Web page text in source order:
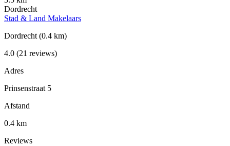
Dordrecht
Stad & Land Makelaars
Dordrecht (0.4 km)
4.0 (21 reviews)
Adres
Prinsenstraat 5
Afstand
0.4 km
Reviews